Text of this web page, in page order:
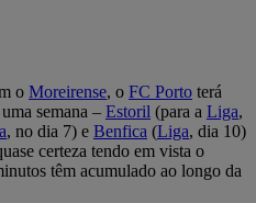
o Moreirense, o FC Porto terá
semana – Estoril (para a Liga,
, no dia 7) e Benfica (Liga, dia 10)
certeza tendo em vista o
têm acumulado ao longo da